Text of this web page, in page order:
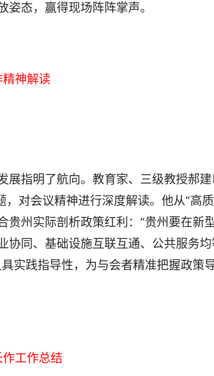
态，赢得现场阵阵掌声。
神解读
指明了航向。教育家、三级教授郝建
对会议精神进行深度解读。他从“高质
贵州实际剖析政策红利：“贵州要在新
协同、基础设施互联互通、公共服务均
实践指导性，为与会者精准把握政策
工作总结